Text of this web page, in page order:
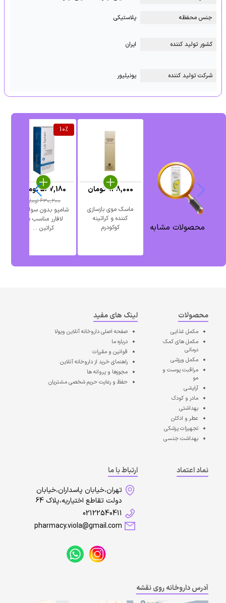
جنس محفظه پلاستیکی
کشور تولید کننده ایران
شرکت تولید کننده یونیلیور
محصولات مشابه
ماسک موی بازسازی
کننده و کراتینه
کوکودرم
948,000تومان
10%
شامپو بدون سولفات
لافارر مناسب مو
کراتین ...
630,200تومان
567,180تومان
محصولات
مکمل غذایی
مکمل های کمک
درمانی
مکمل ورزشی
مراقبت پوست و
مو
آرایشی
مادر و کودک
بهداشتی
عطر و ادکلن
تجهیزات پزشکی
بهداشت جنسی
لینک های مفید
صفحه اصلیداروخانه آنلاین ویولا
درباره ما
قوانین و مقررات
راهنمای خرید از داروخانه آنلاین
مجوزها و پروانه ها
حفظ و رعایت حریم شخصی مشتریان
نماد اعتماد
ارتباط با ما
تهران،خیابان پاسداران،خیابان
دولت تقاطع اختیاریه،پلاک 64
02122540411
pharmacy.viola@gmail.com
آدرس داروخانه روی نقشه